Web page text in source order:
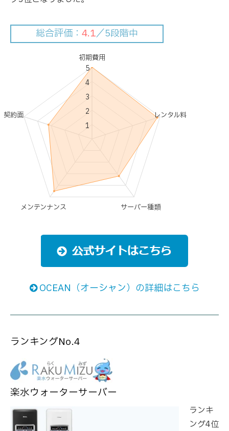
総合評価： 4.1／5段階中
初期費用
レンタル料
サーバー種類
メンテンナンス
契約面
1
2
3
4
5
OCEAN（オーシャン）の詳細はこちら
ランキングNo.4
楽水ウォーターサーバー
ランキ
ング4位